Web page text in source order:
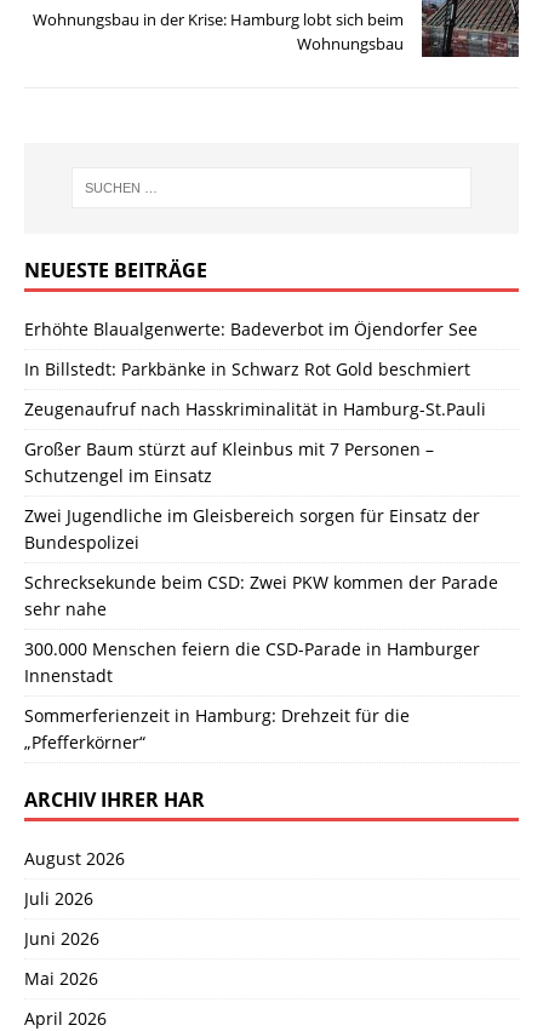
Wohnungsbau in der Krise: Hamburg lobt sich beim
Wohnungsbau
NEUESTE BEITRÄGE
Erhöhte Blaualgenwerte: Badeverbot im Öjendorfer See
In Billstedt: Parkbänke in Schwarz Rot Gold beschmiert
Zeugenaufruf nach Hasskriminalität in Hamburg-St.Pauli
Großer Baum stürzt auf Kleinbus mit 7 Personen –
Schutzengel im Einsatz
Zwei Jugendliche im Gleisbereich sorgen für Einsatz der
Bundespolizei
Schrecksekunde beim CSD: Zwei PKW kommen der Parade
sehr nahe
300.000 Menschen feiern die CSD-Parade in Hamburger
Innenstadt
Sommerferienzeit in Hamburg: Drehzeit für die
„Pfefferkörner“
ARCHIV IHRER HAR
August 2026
Juli 2026
Juni 2026
Mai 2026
April 2026